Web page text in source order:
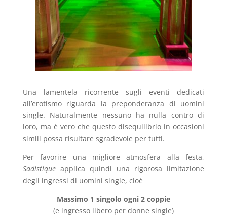
Una lamentela ricorrente sugli eventi dedicati
all’erotismo riguarda la preponderanza di uomini
single. Naturalmente nessuno ha nulla contro di
loro, ma è vero che questo disequilibrio in occasioni
simili possa risultare sgradevole per tutti.
Per favorire una migliore atmosfera alla festa,
Sadistique applica quindi una rigorosa limitazione
degli ingressi di uomini single, cioè
Massimo 1 singolo ogni 2 coppie
(e ingresso libero per donne single)